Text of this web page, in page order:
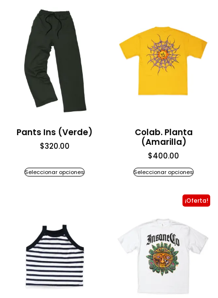
Pants Ins (Verde)
$320.00
Seleccionar opciones
Colab. Planta
(Amarilla)
$400.00
Seleccionar opciones
¡Oferta!